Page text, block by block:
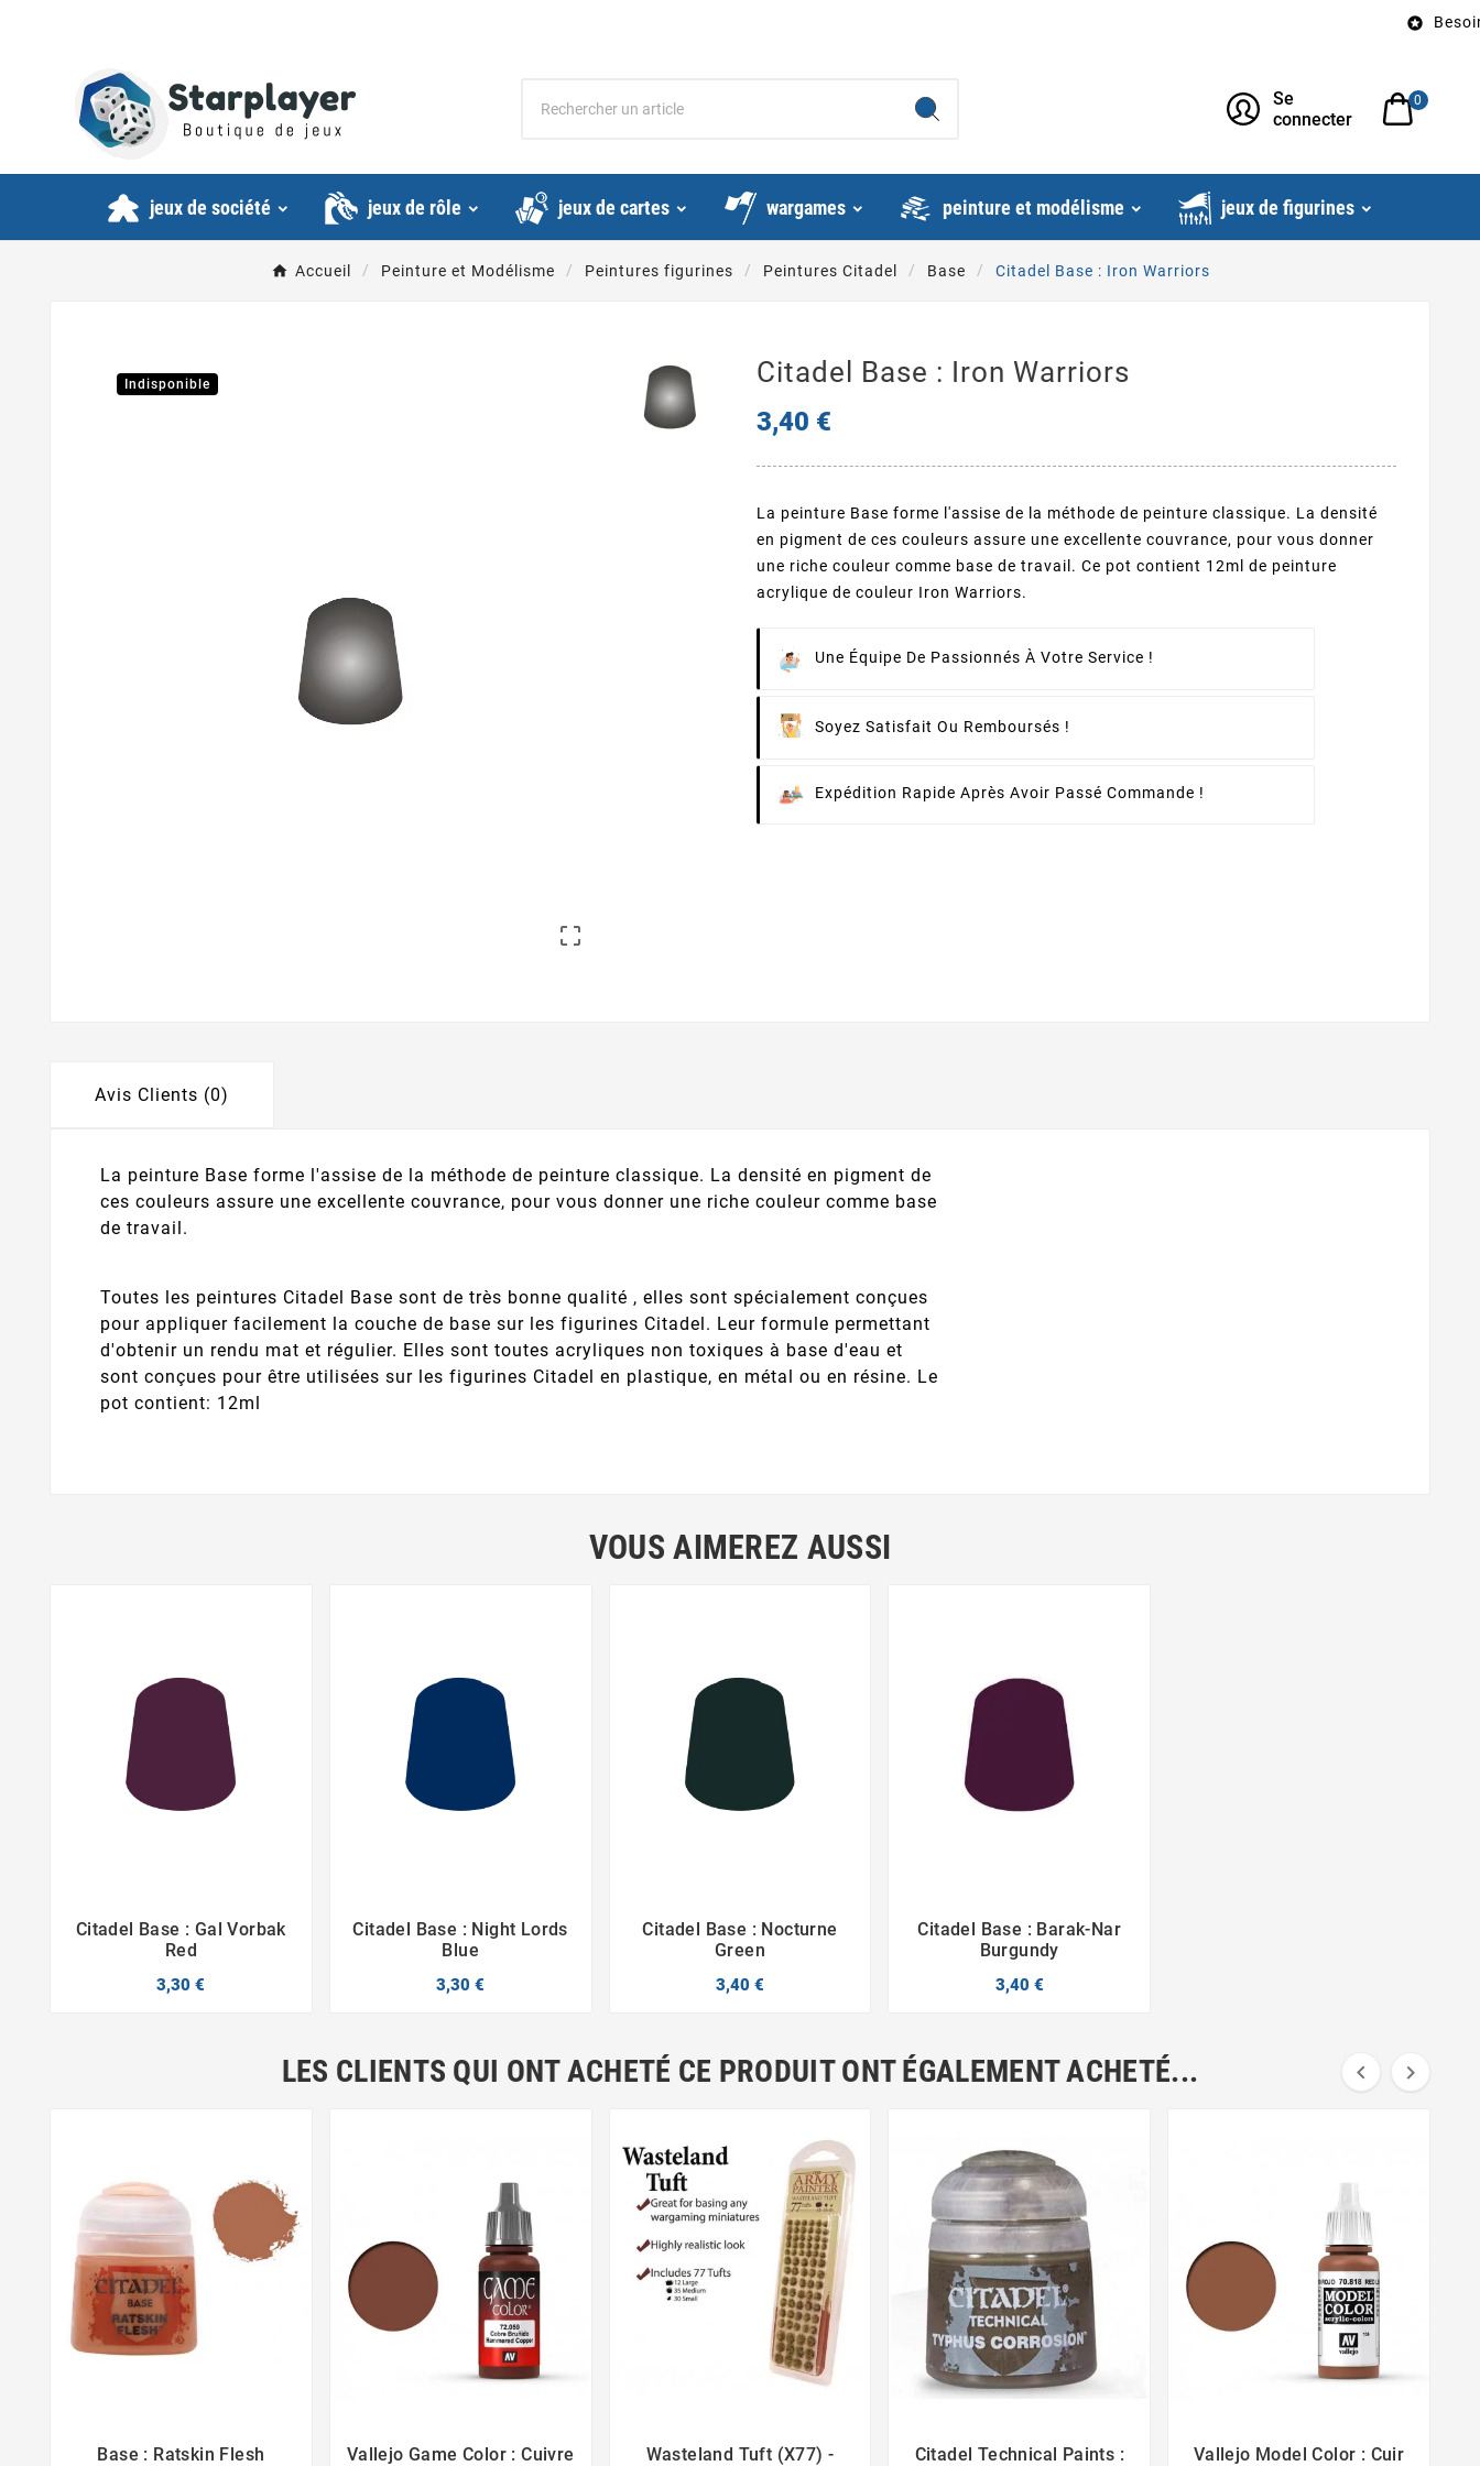
Besoin d’un
Se
connecter
0
jeux de société jeux de rôle jeux de cartes wargames peinture et modélisme jeux de figurines
Accueil Peinture et Modélisme Peintures figurines Peintures Citadel Base Citadel Base : Iron Warriors
Indisponible

Citadel Base : Iron Warriors
3,40 €
La peinture Base forme l'assise de la méthode de peinture classique. La densité
en pigment de ces couleurs assure une excellente couvrance, pour vous donner
une riche couleur comme base de travail. Ce pot contient 12ml de peinture
acrylique de couleur Iron Warriors.
Une Équipe De Passionnés À Votre Service !
Soyez Satisfait Ou Remboursés !
Expédition Rapide Après Avoir Passé Commande !
Avis Clients (0)
La peinture Base forme l'assise de la méthode de peinture classique. La densité en pigment de
ces couleurs assure une excellente couvrance, pour vous donner une riche couleur comme base
de travail.
Toutes les peintures Citadel Base sont de très bonne qualité , elles sont spécialement conçues
pour appliquer facilement la couche de base sur les figurines Citadel. Leur formule permettant
d'obtenir un rendu mat et régulier. Elles sont toutes acryliques non toxiques à base d'eau et
sont conçues pour être utilisées sur les figurines Citadel en plastique, en métal ou en résine. Le
pot contient: 12ml
VOUS AIMEREZ AUSSI
 
Citadel Base : Gal Vorbak
Red
3,30 €
 
Citadel Base : Night Lords
Blue
3,30 €
 
Citadel Base : Nocturne
Green
3,40 €
 
Citadel Base : Barak-Nar
Burgundy
3,40 €
LES CLIENTS QUI ONT ACHETÉ CE PRODUIT ONT ÉGALEMENT ACHETÉ...  
Base : Ratskin Flesh
Vallejo Game Color : Cuivre
Wasteland Tuft (X77) -
Citadel Technical Paints :
Vallejo Model Color : Cuir